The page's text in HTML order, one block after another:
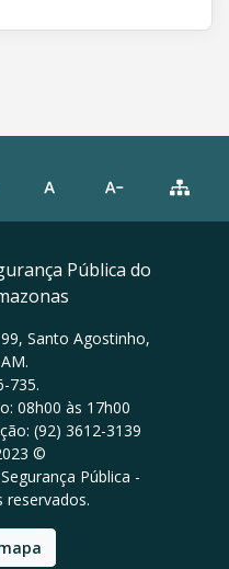
Pública do
Santo Agostinho,
735.
08h00 às 17h00
(92) 3612-3139
©
Pública -
reservados.